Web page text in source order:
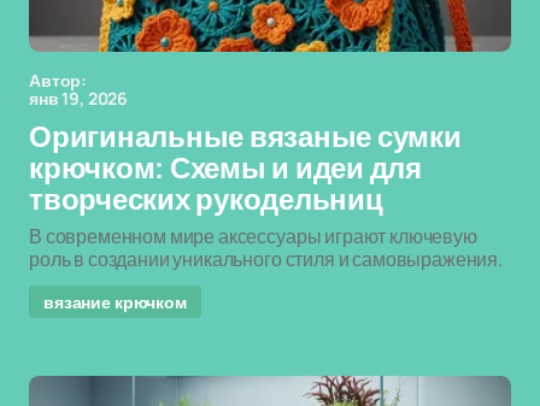
Автор:
янв 19, 2026
Оригинальные вязаные сумки
крючком: Схемы и идеи для
творческих рукодельниц
В современном мире аксессуары играют ключевую
роль в создании уникального стиля и самовыражения.
вязание крючком